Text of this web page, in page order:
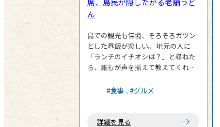
ん
島での観光も佳境、そろそろガツン
とした昼飯が恋しい。 地元の人に
「ランチのイチオシは？」と尋ねた
ら、誰もが声を揃えて教えてくれた
代 一休庵（いっきゅうあん）」。 目
うな佇まい。こういう「知る人ぞ知
#食事 #グルメ
詳細を見る